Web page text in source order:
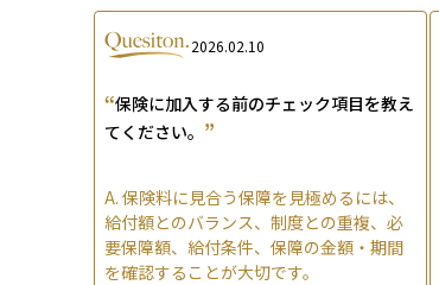
2026.02.10
“保険に加入する前のチェック項目を教え
てください。 ”
A. 保険料に見合う保障を見極めるには、
給付額とのバランス、制度との重複、必
要保障額、給付条件、保障の金額・期間
を確認することが大切です。